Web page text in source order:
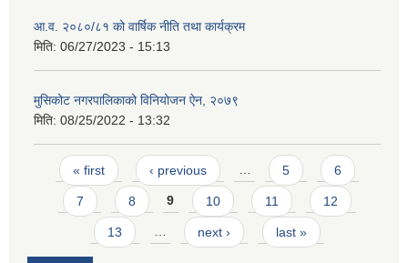
आ.व. २०८०/८१ को वार्षिक नीति तथा कार्यक्रम
मिति: 06/27/2023 - 15:13
मुसिकोट नगरपालिकाको विनियोजन ऐन, २०७९
मिति: 08/25/2022 - 13:32
Pages
« first ‹ previous … 5 6
7 8 9 10 11 12
13 … next › last »